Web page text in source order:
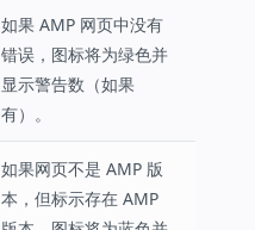
如果 AMP 网页中没有
错误，图标将为绿色并
显示警告数（如果
有）。
如果网页不是 AMP 版
本，但标示存在 AMP